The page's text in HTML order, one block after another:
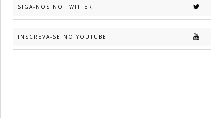
SIGA-NOS NO TWITTER
INSCREVA-SE NO YOUTUBE